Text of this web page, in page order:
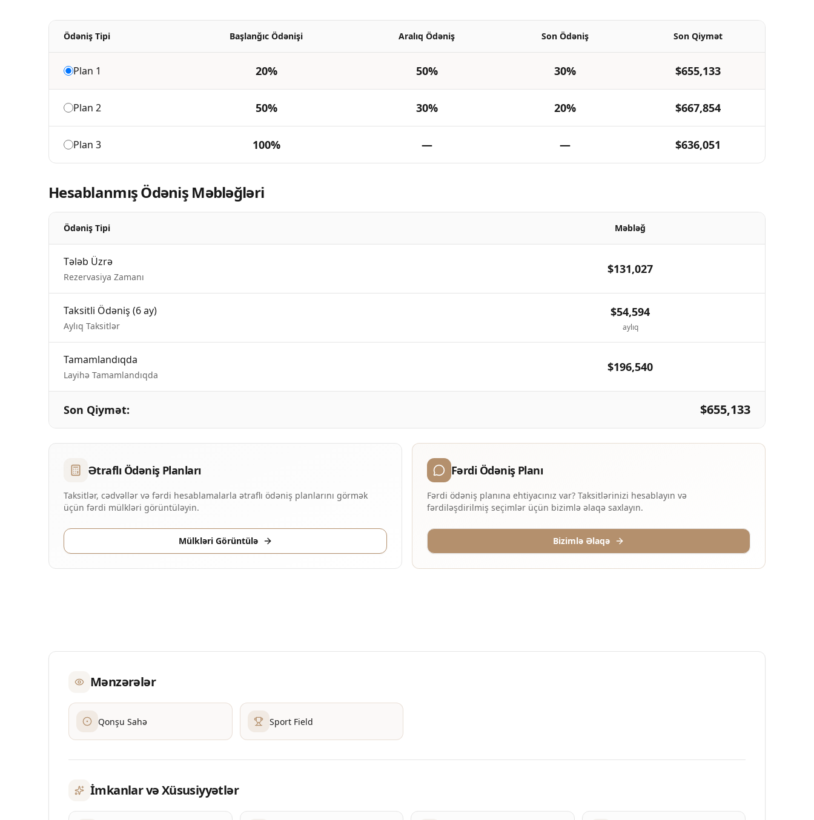
Ödəniş Tipi Başlanğıc Ödənişi Aralıq Ödəniş Son Ödəniş Son Qiymət
Plan 1 20% 50% 30% $655,133
Plan 2 50% 30% 20% $667,854
Plan 3 100% — — $636,051
Hesablanmış Ödəniş Məbləğləri
Ödəniş Tipi Məbləğ
Tələb Üzrə
Rezervasiya Zamanı
$131,027
Taksitli Ödəniş (6ay)
Aylıq Taksitlər
$54,594
aylıq
Tamamlandıqda
Layihə Tamamlandıqda
$196,540
Son Qiymət: $655,133
Ətraflı Ödəniş Planları
Taksitlər, cədvəllər və fərdi hesablamalarla ətraflı ödəniş planlarını görmək
üçün fərdi mülkləri görüntüləyin.
Mülkləri Görüntülə
Fərdi Ödəniş Planı
Fərdi ödəniş planına ehtiyacınız var? Taksitlərinizi hesablayın və
fərdiləşdirilmiş seçimlər üçün bizimlə əlaqə saxlayın.
Bizimlə Əlaqə
Mənzərələr
Qonşu Sahə Sport Field
İmkanlar və Xüsusiyyətlər